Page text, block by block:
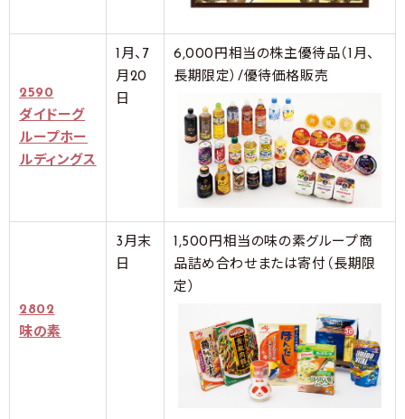
2590
ダイドーグ
ループホー
ルディングス
1月、7
月20
日
6,000円相当の株主優待品（1月、
長期限定）/優待価格販売
2802
味の素
3月末
日
1,500円相当の味の素グループ商
品詰め合わせまたは寄付（長期限
定）